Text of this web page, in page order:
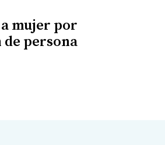
mujer por
persona